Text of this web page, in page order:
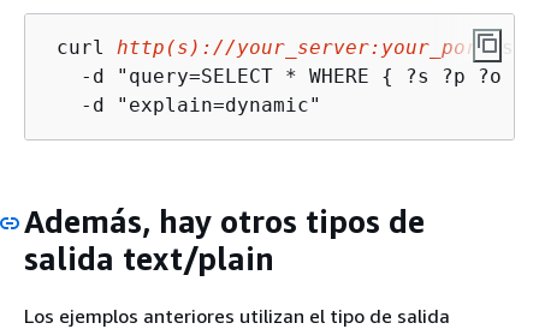
curl http(s)://your_server:your_port/
   -d "query=SELECT * WHERE
{
?s ?p ?o }
   -d "explain=dynamic"
Además, hay otros tipos de
salida text/plain
Los ejemplos anteriores utilizan el tipo de salida